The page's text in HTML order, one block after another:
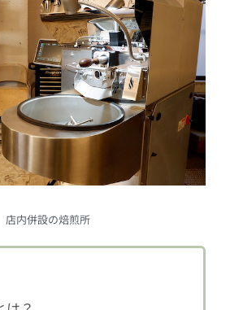
店内併設の焙煎所